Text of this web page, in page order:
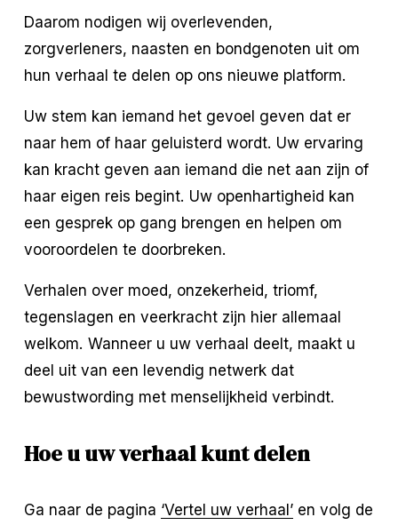
Daarom nodigen wij overlevenden,
zorgverleners, naasten en bondgenoten uit om
hun verhaal te delen op ons nieuwe platform.
Uw stem kan iemand het gevoel geven dat er
naar hem of haar geluisterd wordt. Uw ervaring
kan kracht geven aan iemand die net aan zijn of
haar eigen reis begint. Uw openhartigheid kan
een gesprek op gang brengen en helpen om
vooroordelen te doorbreken.
Verhalen over moed, onzekerheid, triomf,
tegenslagen en veerkracht zijn hier allemaal
welkom. Wanneer u uw verhaal deelt, maakt u
deel uit van een levendig netwerk dat
bewustwording met menselijkheid verbindt.
Hoe u uw verhaal kunt delen
Ga naar de pagina ‘Vertel uw verhaal’ en volg de